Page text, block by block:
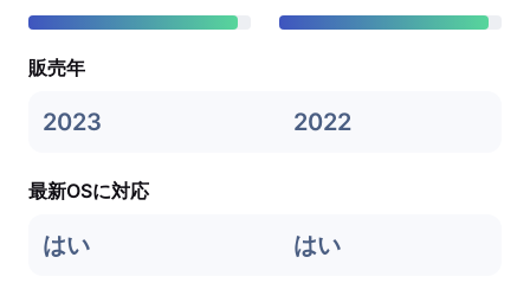
販売年
2023 2022
最新OSに対応
はい はい